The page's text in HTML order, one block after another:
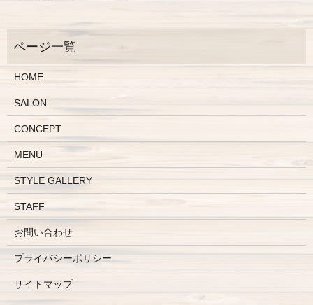
HOME
SALON
CONCEPT
MENU
STYLE GALLERY
STAFF
お問い合わせ
プライバシーポリシー
サイトマップ